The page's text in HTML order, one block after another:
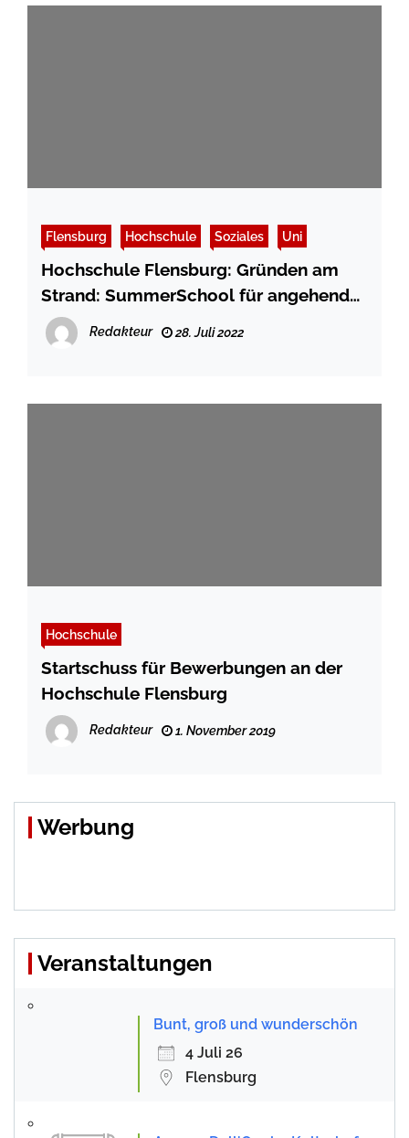
Flensburg Hochschule Soziales Uni
Hochschule Flensburg: Gründen am
Strand: SummerSchool für angehende
Gründer*innen in SPO
Redakteur 28. Juli 2022
Hochschule
Startschuss für Bewerbungen an der
Hochschule Flensburg
Redakteur 1. November 2019
Werbung
Veranstaltungen
Bunt, groß und wunderschön
4 Juli 26
Flensburg